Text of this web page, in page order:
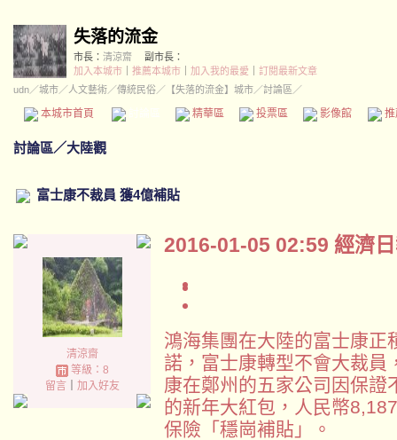
失落的流金
市長： 清涼齋
副市長：
加入本城市
推薦本城市 加入我的最愛
訂閱最新文章
udn／城市／人文藝術／傳統民俗／ 【失落的流金】城市／討論區／
本城市首頁 精華區 投票區 影像館
討論區／大陸觀
富士康不裁員 獲4億補貼
清涼齋
等級：8
留言｜ 加入好友
2016-01-05 02:59 經濟
鴻海集團在大陸的富士康正
諾，富士康轉型不會大裁員
康在鄭州的五家公司因保證
的新年大紅包，人民幣
保險「穩崗補貼」。